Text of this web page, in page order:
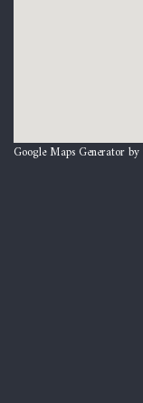
Google Maps Generator by